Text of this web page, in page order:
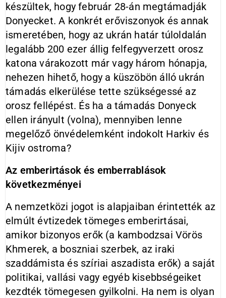
készültek, hogy február 28-án megtámadják
Donyecket. A konkrét erőviszonyok és annak
ismeretében, hogy az ukrán határ túloldalán
legalább 200 ezer állig felfegyverzett orosz
katona várakozott már vagy három hónapja,
nehezen hihető, hogy a küszöbön álló ukrán
támadás elkerülése tette szükségessé az
orosz fellépést. És ha a támadás Donyeck
ellen irányult (volna), mennyiben lenne
megelőző önvédelemként indokolt Harkiv és
Kijiv ostroma?
Az emberirtások és emberrablások
következményei
A nemzetközi jogot is alapjaiban érintették az
elmúlt évtizedek tömeges emberirtásai,
amikor bizonyos erők (a kambodzsai Vörös
Khmerek, a boszniai szerbek, az iraki
szaddámista és szíriai aszadista erők) a saját
politikai, vallási vagy egyéb kisebbségeiket
kezdték tömegesen gyilkolni. Ha nem is olyan